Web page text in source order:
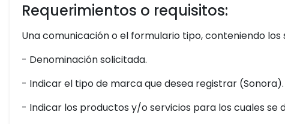
Requerimientos o requisitos:
Una comunicación o el formulario tipo, conteniendo los
- Denominación solicitada.
- Indicar el tipo de marca que desea registrar (Sonora).
- Indicar los productos y/o servicios para los cuales se